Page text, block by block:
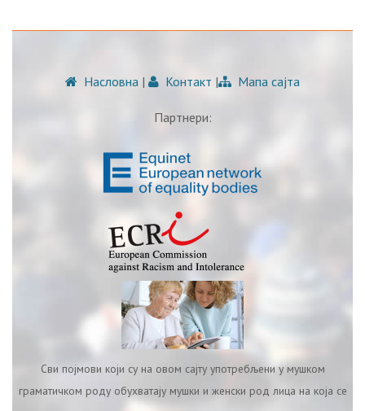
Насловна | Контакт | Мапа сајта
Партнери:
Сви појмови који су на овом сајту употребљени у мушком
граматичком роду обухватају мушки и женски род лица на која се